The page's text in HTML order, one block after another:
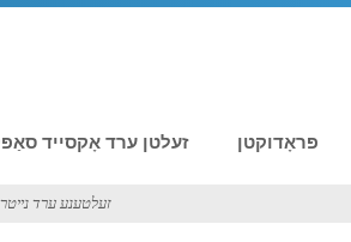
זעלטן ערד אָקסייד פּראָדוקטן
זעלטענע ערד